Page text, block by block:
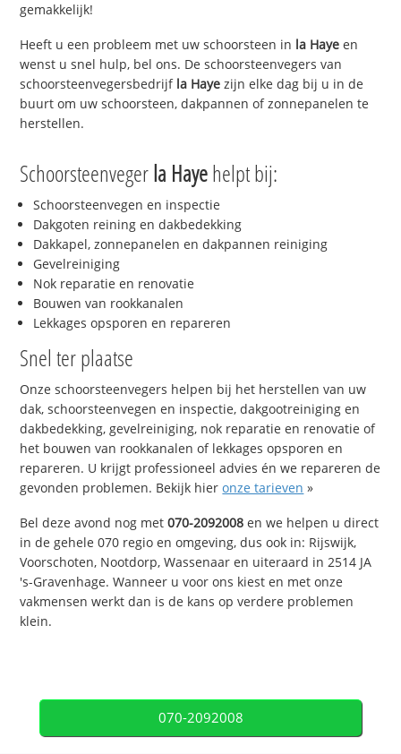
gemakkelijk!
Heeft u een probleem met uw schoorsteen in la Haye en
wenst u snel hulp, bel ons. De schoorsteenvegers van
schoorsteenvegersbedrijf la Haye zijn elke dag bij u in de
buurt om uw schoorsteen, dakpannen of zonnepanelen te
herstellen.
Schoorsteenvegerla Hayehelpt bij:
Schoorsteenvegen en inspectie
Dakgoten reining en dakbedekking
Dakkapel, zonnepanelen en dakpannen reiniging
Gevelreiniging
Nok reparatie en renovatie
Bouwen van rookkanalen
Lekkages opsporen en repareren
Snel ter plaatse
Onze schoorsteenvegers helpen bij het herstellen van uw
dak, schoorsteenvegen en inspectie, dakgootreiniging en
dakbedekking, gevelreiniging, nok reparatie en renovatie of
het bouwen van rookkanalen of lekkages opsporen en
repareren. U krijgt professioneel advies én we repareren de
gevonden problemen. Bekijk hieronze tarieven »
Bel deze avond nog met070-2092008 en we helpen u direct
in de gehele 070 regio en omgeving, dus ook in: Rijswijk,
Voorschoten, Nootdorp, Wassenaar en uiteraard in 2514 JA
's-Gravenhage. Wanneer u voor ons kiest en met onze
vakmensen werkt dan is de kans op verdere problemen
klein.
070-2092008